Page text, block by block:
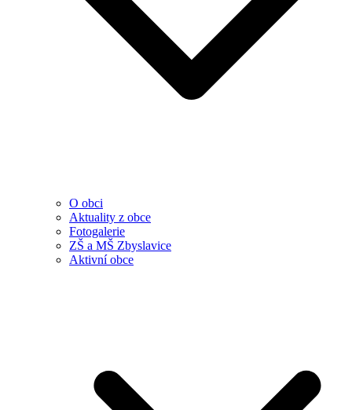
O obci
Aktuality z obce
Fotogalerie
ZŠ a MŠ Zbyslavice
Aktivní obce